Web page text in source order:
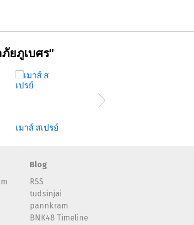
ยภูเบศร"
เมาส์ สเปรย์
Blog
RSS
tudsinjai
pannkram
BNK48 Timeline